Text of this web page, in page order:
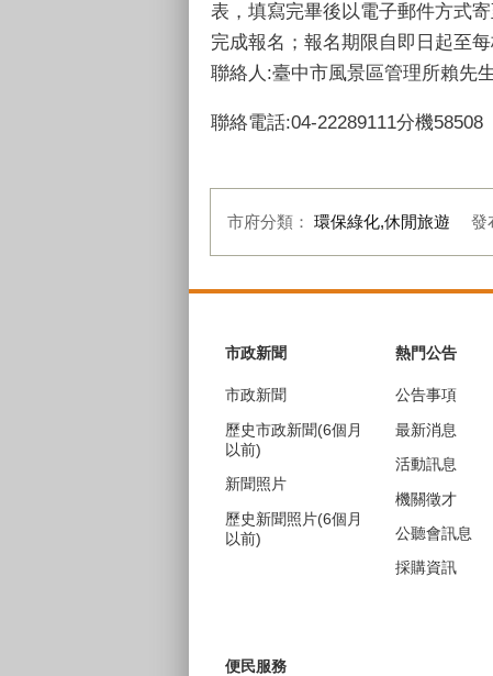
表，填寫完畢後以電子郵件方式
完成報名；報名期限自即日起至
聯絡人:臺中市風景區管理所賴先生
聯絡電話:04-22289111分機58508
市府分類： 環保綠化,休閒旅遊 發
市政新聞
市政新聞
歷史市政新聞(6個月
以前)
新聞照片
歷史新聞照片(6個月
以前)
熱門公告
公告事項
最新消息
活動訊息
機關徵才
公聽會訊息
採購資訊
便民服務